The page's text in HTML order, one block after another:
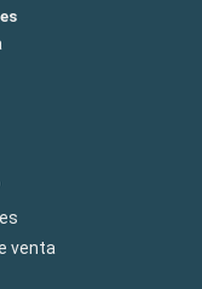
venta